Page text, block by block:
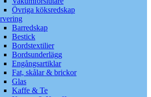
Övriga köksredskap
Barredskap
Bestick
Bordstextilier
Bordsunderlägg
Engångsartiklar
Fat, skålar & brickor
Glas
Kaffe & Te